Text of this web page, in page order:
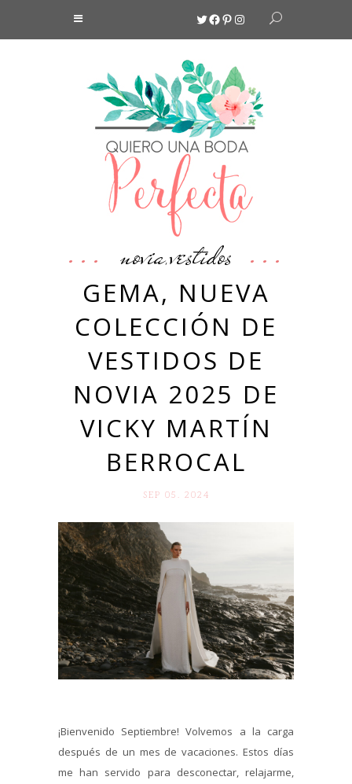
Twitter
Facebook
Pinterest
Instagram
novia,vestidos
GEMA, NUEVA
COLECCIÓN DE
VESTIDOS DE
NOVIA 2025 DE
VICKY MARTÍN
BERROCAL
SEP 05. 2024
¡Bienvenido Septiembre! Volvemos a la carga
después de un mes de vacaciones. Estos días
me han servido para desconectar, relajarme,